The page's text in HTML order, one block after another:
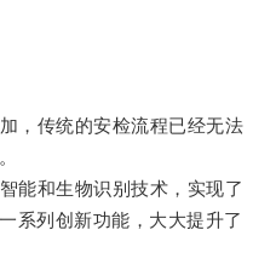
传统的安检流程已经无法
和生物识别技术，实现了
系列创新功能，大大提升了